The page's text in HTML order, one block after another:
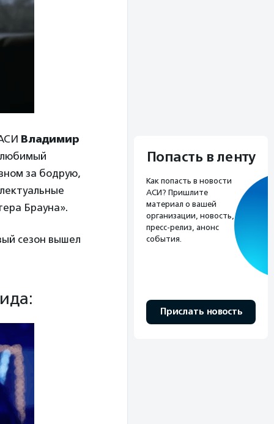
Владимир
любимый
за бодрую,
Брауна».
сезон вышел
Попасть в ленту
Как попасть в новости
АСИ? Пришлите
материал о вашей
организации, новость,
пресс-релиз, анонс
события.
Прислать новость